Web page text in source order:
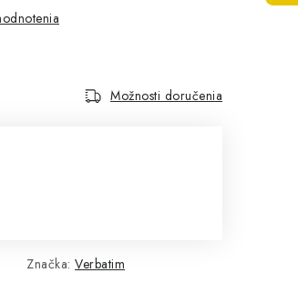
Možnosti doručenia
Značka: Verbatim